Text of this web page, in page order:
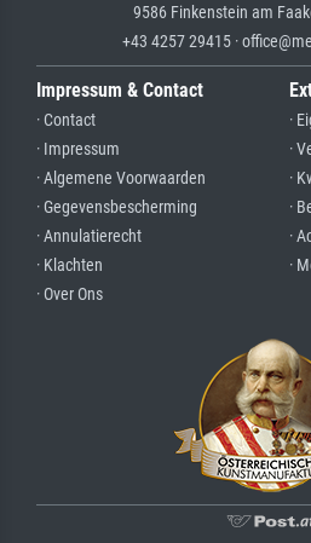
9586 Finkenstein am
+43 4257 29415 ·
Impressum & Contact
· Contact
· Impressum
· Algemene Voorwaarden
· Gegevensbescherming
· Annulatierecht
· Klachten
· Over Ons
·
·
·
·
·
·